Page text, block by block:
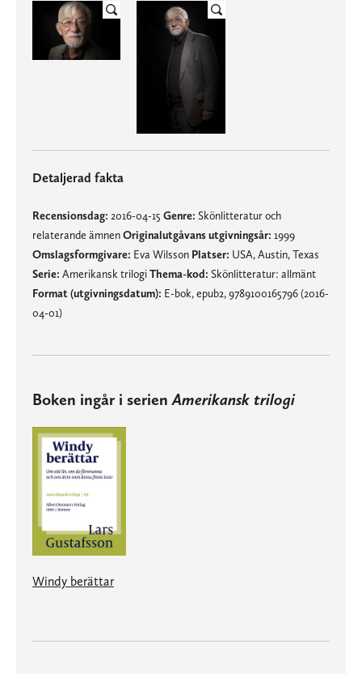
Detaljerad fakta
Recensionsdag: 2016-04-15 Genre: Skönlitteratur och
relaterande ämnenOriginalutgåvans utgivningsår: 1999
Omslagsformgivare: Eva Wilsson Platser: USA, Austin, Texas
Serie: Amerikansk trilogiThema-kod: Skönlitteratur: allmänt
Format (utgivningsdatum): E-bok, epub2, 9789100165796 (2016-
04-01)
Boken ingår i serienAmerikansk trilogi
Windy berättar